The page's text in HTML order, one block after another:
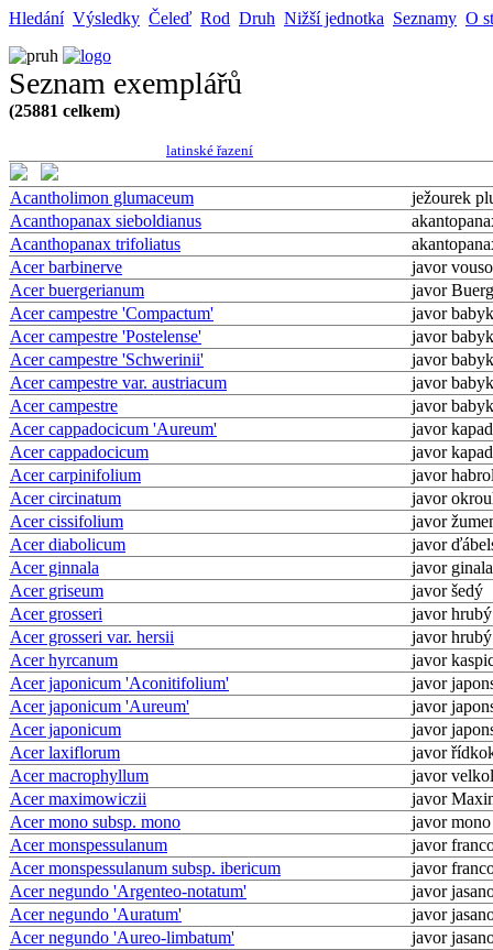
Hledání Výsledky Čeleď Rod Druh Nižší jednotka Seznamy O
Seznam exemplářů
(25881 celkem)
latinské řazení
Acantholimon glumaceum
ježourek
Acanthopanax sieboldianus
Acanthopanax trifoliatus
Acer barbinerve
javor
Acer buergerianum
javor
Acer campestre 'Compactum'
javor
Acer campestre 'Postelense'
javor
Acer campestre 'Schwerinii'
javor
Acer campestre var. austriacum
javor
Acer campestre
javor
Acer cappadocicum 'Aureum'
javor
Acer cappadocicum
javor
Acer carpinifolium
javor
Acer circinatum
javor
Acer cissifolium
javor
Acer diabolicum
javor
Acer ginnala
javor ginala
Acer griseum
javor šedý
Acer grosseri
javor hrubý
Acer grosseri var. hersii
javor hrubý
Acer hyrcanum
javor
Acer japonicum 'Aconitifolium'
javor
Acer japonicum 'Aureum'
javor
Acer japonicum
javor
Acer laxiflorum
javor
Acer macrophyllum
javor
Acer maximowiczii
javor
Acer mono subsp. mono
javor mono
Acer monspessulanum
javor
Acer monspessulanum subsp. ibericum
javor
Acer negundo 'Argenteo-notatum'
javor
Acer negundo 'Auratum'
javor
Acer negundo 'Aureo-limbatum'
javor